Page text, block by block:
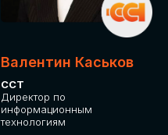
Валентин Каськов
ССТ
Директор по
информационным
технологиям